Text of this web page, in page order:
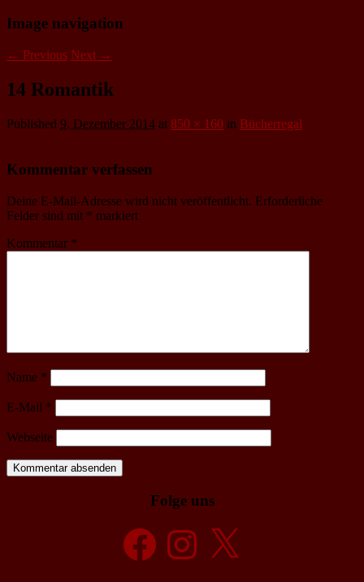
Image navigation
← Previous Next →
14 Romantik
Published 9. Dezember 2014 at 850 × 160 in Bücherregal
Kommentar verfassen
Deine E-Mail-Adresse wird nicht veröffentlicht. Erforderliche
Felder sind mit * markiert
Kommentar *
Name *
E-Mail *
Webseite
Folge uns
FacebookInstagramX